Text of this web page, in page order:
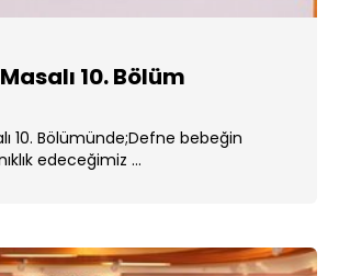
10. Bölüm
10. Bölümünde;Defne bebeğin
edeceğimiz ...